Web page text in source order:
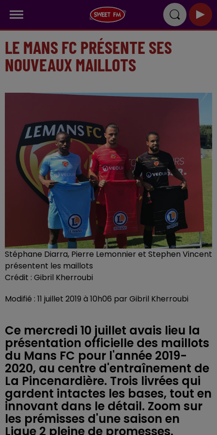
LE MANS FC PRÉSENTE SES
NOUVEAUX MAILLOTS
Stéphane Diarra, Pierre Lemonnier et Stephen Vincent
présentent les maillots
Crédit : Gibril Kherroubi
Modifié : 11 juillet 2019 à 10h06 par Gibril Kherroubi
Ce mercredi 10 juillet avais lieu la
présentation officielle des maillots
du Mans FC pour l'année 2019-
2020, au centre d'entraînement de
La Pincenardière. Trois livrées qui
gardent intactes les bases, tout en
innovant dans le détail. Zoom sur
les prémisses d'une saison en
Ligue 2 pleine de promesses.